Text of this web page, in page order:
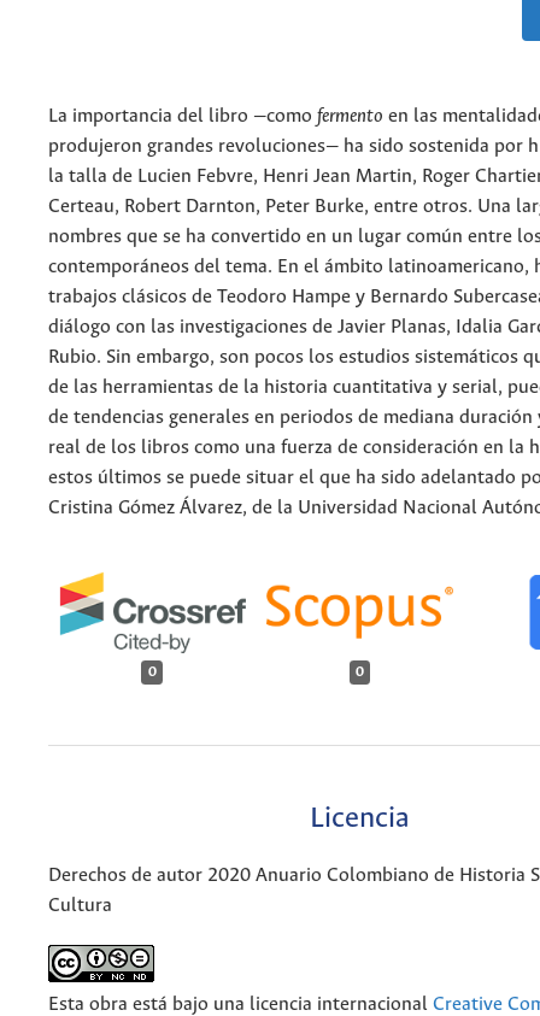
La importancia del libro —como fermento en las
produjeron grandes revoluciones— ha sido sostenida por
la talla de Lucien Febvre, Henri Jean Martin, Roger
Certeau, Robert Darnton, Peter Burke, entre otros. Una
nombres que se ha convertido en un lugar común entre
contemporáneos del tema. En el ámbito latinoamericano,
trabajos clásicos de Teodoro Hampe y Bernardo
diálogo con las investigaciones de Javier Planas, Idalia
Rubio. Sin embargo, son pocos los estudios sistemáticos
de las herramientas de la historia cuantitativa y serial,
de tendencias generales en periodos de mediana
real de los libros como una fuerza de consideración en la
estos últimos se puede situar el que ha sido adelantado
Cristina Gómez Álvarez, de la Universidad Nacional
0 0
Licencia
Derechos de autor 2020 Anuario Colombiano de Historia
Cultura
Esta obra está bajo una licencia internacional Creative